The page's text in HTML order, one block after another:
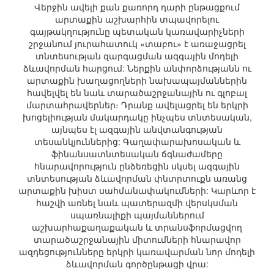
Վերջին ավելի քան քառորդ դարի ընթացքում
արտաքին աշխարհին տպավորելու
գայթակղությունը պետական կառավարիչների
շրջանում յուրահատուկ «տաբու» է առաջացրել
տնտեսության զարգացման ազգային մոդելի
ձևավորման հարցում: Ներքին անփորձությանն ու
արտաքին խաղացողների նախապայմաններին
հավելվել են նաև տարածաշրջանային ու գլոբալ
մարտահրավերներ։ Դրանք ավելացրել են երկրի
խոցելիության մակարդակը ինչպես տնտեսական,
այնպես էլ ազգային անվտանգության
տեսանկյուններից: Գաղափարախոսական և
ֆինանսատնտեսական ճգնաժամերը
հնարավորություն ընձեռեցին սկսել ազգային
տնտեսության ձևավորման փնտրտուքն առանց
արտաքին խիստ սահմանափակումների: Կարևոր է
հաշվի առնել նաև պատերազմի վերսկսման
սպառնալիքի պայմաններում
աշխարհաքաղաքական և տրանսֆորմացվող
տարածաշրջանային միտումների հնարավոր
ազդեցությունները երկրի կառավարման նոր մոդելի
ձևավորման գործընթացի վրա: